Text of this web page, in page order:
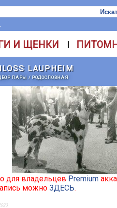
И ЩЕНКИ |
LAUPHEIM
ПАРЫ / РОДОСЛОВНАЯ
для владельцев Premium
можно ЗДЕСЬ.